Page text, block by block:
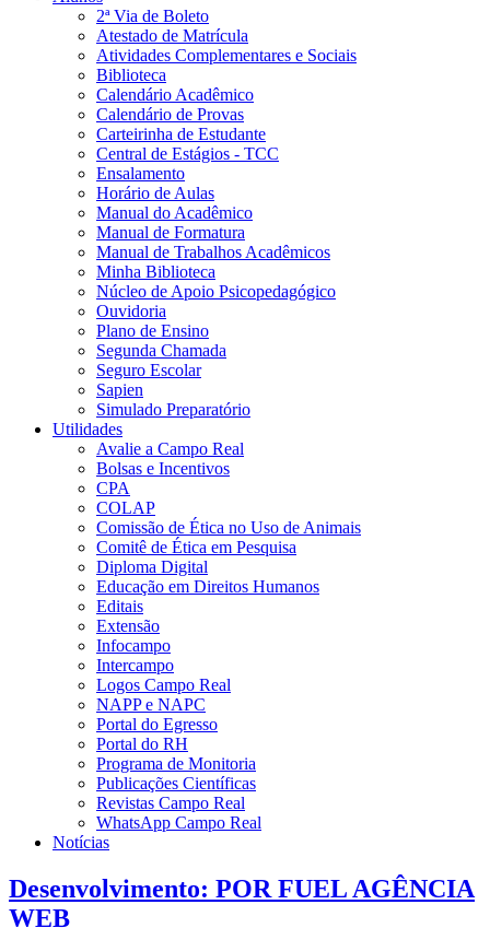
2ª Via de Boleto
Atestado de Matrícula
Atividades Complementares e Sociais
Biblioteca
Calendário Acadêmico
Calendário de Provas
Carteirinha de Estudante
Central de Estágios - TCC
Ensalamento
Horário de Aulas
Manual do Acadêmico
Manual de Formatura
Manual de Trabalhos Acadêmicos
Minha Biblioteca
Núcleo de Apoio Psicopedagógico
Ouvidoria
Plano de Ensino
Segunda Chamada
Seguro Escolar
Sapien
Simulado Preparatório
Utilidades
Avalie a Campo Real
Bolsas e Incentivos
CPA
COLAP
Comissão de Ética no Uso de Animais
Comitê de Ética em Pesquisa
Diploma Digital
Educação em Direitos Humanos
Editais
Extensão
Infocampo
Intercampo
Logos Campo Real
NAPP e NAPC
Portal do Egresso
Portal do RH
Programa de Monitoria
Publicações Científicas
Revistas Campo Real
WhatsApp Campo Real
Notícias
Desenvolvimento: POR FUEL AGÊNCIA
WEB